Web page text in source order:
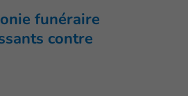
funéraire
contre